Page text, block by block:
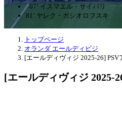
07’ イスマエル・サイバリ
81’ ヤレク・ガシオロフスキ
トップページ
オランダ エールディビジ
[エールディヴィジ 2025-26]
[エールディヴィジ 2025-